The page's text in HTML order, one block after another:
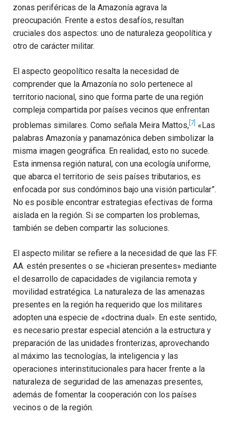
zonas periféricas de la Amazonía agrava la
preocupación. Frente a estos desafíos, resultan
cruciales dos aspectos: uno de naturaleza geopolítica y
otro de carácter militar.
El aspecto geopolítico resalta la necesidad de
comprender que la Amazonía no solo pertenece al
territorio nacional, sino que forma parte de una región
compleja compartida por países vecinos que enfrentan
problemas similares. Como señala Meira Mattos,[7] «Las
palabras Amazonía y panamazónica deben simbolizar la
misma imagen geográfica. En realidad, esto no sucede.
Esta inmensa región natural, con una ecología uniforme,
que abarca el territorio de seis países tributarios, es
enfocada por sus condóminos bajo una visión particular”.
No es posible encontrar estrategias efectivas de forma
aislada en la región. Si se comparten los problemas,
también se deben compartir las soluciones.
El aspecto militar se refiere a la necesidad de que las FF.
AA. estén presentes o se «hicieran presentes» mediante
el desarrollo de capacidades de vigilancia remota y
movilidad estratégica. La naturaleza de las amenazas
presentes en la región ha requerido que los militares
adopten una especie de «doctrina dual». En este sentido,
es necesario prestar especial atención a la estructura y
preparación de las unidades fronterizas, aprovechando
al máximo las tecnologías, la inteligencia y las
operaciones interinstitucionales para hacer frente a la
naturaleza de seguridad de las amenazas presentes,
además de fomentar la cooperación con los países
vecinos o de la región.